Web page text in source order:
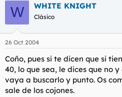
W WHITE KNIGHT
Clásico
26 Oct 2004
Coño, pues si te dicen que si
40, lo que sea, le dices que no
vaya a buscarlo y punto. Os
sale de los cojones.